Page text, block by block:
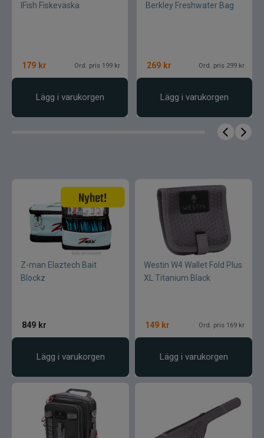
Övrigt
Flugfiske
Vinterfiske
Specimenfiske
Varumärken
minskar stress och kan lägga fokus på det som
IFish Fiskeväska
179 kr Ord. pris 199 kr
Lägg i varukorgen
Berkley Freshwater Bag
269 kr Ord. pris 299 kr
Lägg i varukorgen
Z-man Elaztech Bait
Blockz
849 kr
Lägg i varukorgen
Westin W4 Wallet Fold Plus
XL Titanium Black
149 kr Ord. pris 169 kr
Lägg i varukorgen